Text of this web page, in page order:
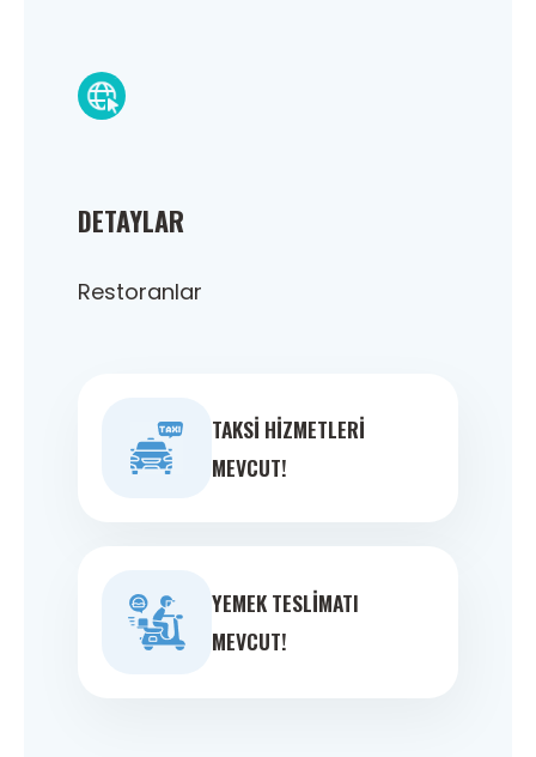
DETAYLAR
Restoranlar
TAKSI HIZMETLERI
MEVCUT!
YEMEK TESLIMATI
MEVCUT!